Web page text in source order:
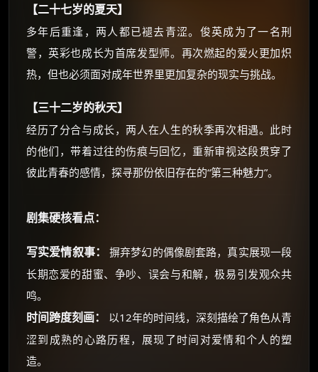
【二十七岁的夏天】
多年后重逢，两人都已褪去青涩。俊英成为了一名刑
警，英彩也成长为首席发型师。再次燃起的爱火更加炽
热，但也必须面对成年世界里更加复杂的现实与挑战。
【三十二岁的秋天】
经历了分合与成长，两人在人生的秋季再次相遇。此时
的他们，带着过往的伤痕与回忆，重新审视这段贯穿了
彼此青春的感情，探寻那份依旧存在的“第三种魅力”。
剧集硬核看点：
写实爱情叙事：
摒弃梦幻的偶像剧套路，真实展现一段
长期恋爱的甜蜜、争吵、误会与和解，极易引发观众共
鸣。
时间跨度刻画：
以12年的时间线，深刻描绘了角色从青
涩到成熟的心路历程，展现了时间对爱情和个人的塑
造。
⚡ 前往【大淘客】领红包
☕ 海外大侠？通过 Ko-fi 赐茶